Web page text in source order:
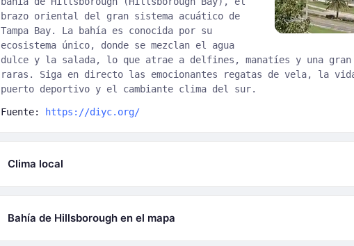
brazo oriental del gran sistema acuático de
Tampa Bay. La bahía es conocida por su
ecosistema único, donde se mezclan el agua
dulce y la salada, lo que atrae a delfines, manatíes y una gran
raras. Siga en directo las emocionantes regatas de vela, la
puerto deportivo y el cambiante clima del sur.
Fuente: https://diyc.org/
Clima local
Bahía de Hillsborough en el mapa